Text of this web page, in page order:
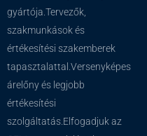
gyártója.Tervezők,
szakmunkások és
értékesítési szakemberek
tapasztalattal.Versenyképes
árelőny és legjobb
értékesítési
szolgáltatás.Elfogadjuk az